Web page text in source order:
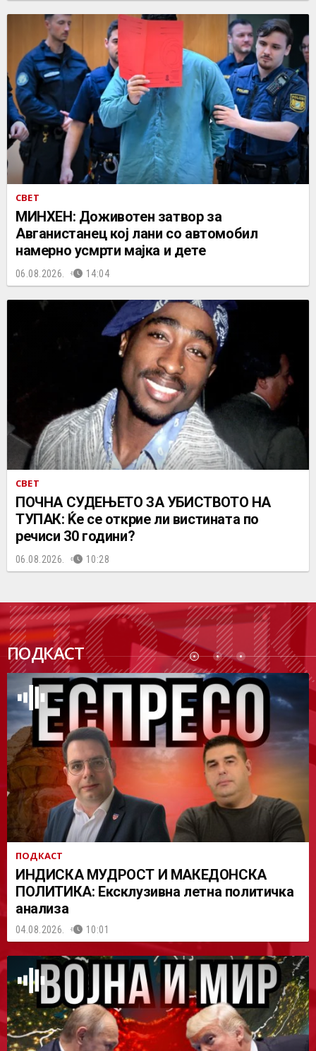
СВЕТ
МИНХЕН: Доживотен затвор за
Авганистанец кој лани со автомобил
намерно усмрти мајка и дете
06.08.2026. 14:04
СВЕТ
ПОЧНА СУДЕЊЕТО ЗА УБИСТВОТО НА
ТУПАК: Ќе се открие ли вистината по
речиси 30 години?
06.08.2026. 10:28
ПОДКАСТ
ПОДК
АСТ
ПОДКАСТ
ИНДИСКА МУДРОСТ И МАКЕДОНСКА
ПОЛИТИКА: Ексклузивна летна политичка
анализа
04.08.2026. 10:01